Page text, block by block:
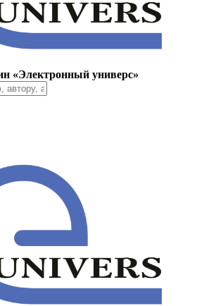
«Электронный универс»